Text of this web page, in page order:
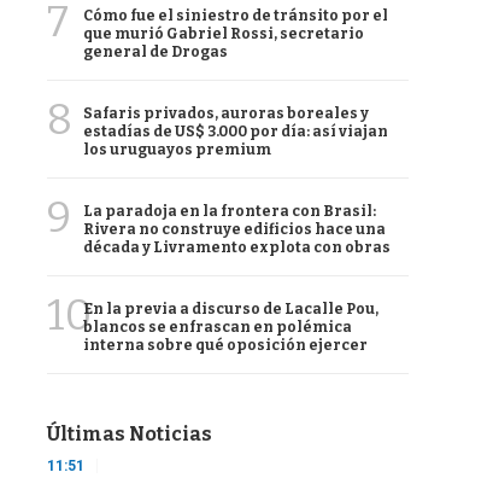
7
Cómo fue el siniestro de tránsito por el
que murió Gabriel Rossi, secretario
general de Drogas
8
Safaris privados, auroras boreales y
estadías de US$ 3.000 por día: así viajan
los uruguayos premium
9
La paradoja en la frontera con Brasil:
Rivera no construye edificios hace una
década y Livramento explota con obras
10En la previa a discurso de Lacalle Pou,
blancos se enfrascan en polémica
interna sobre qué oposición ejercer
Últimas Noticias
11:51